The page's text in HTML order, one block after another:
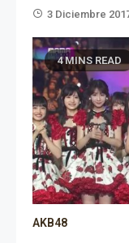
3 Diciembre
4 MINS READ
AKB48